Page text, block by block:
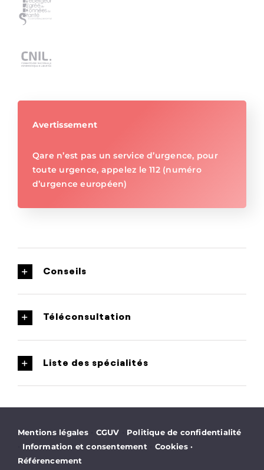
Avertissement
Qare n’est pas un service d’urgence, pour
toute urgence, appelez le 112 (numéro
d’urgence européen)
Conseils
Téléconsultation
Liste des spécialités
Mentions légales CGUV Politique de confidentialité
Information et consentement Cookies·
Référencement